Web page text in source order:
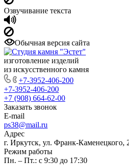
Озвучивание текста
Обычная версия сайта
изготовление изделий
из искусственного камня
+7-3952-406-200
+7-3952-406-200
+7 (908) 664-62-00
Заказать звонок
E-mail
ps38@mail.ru
Адрес
г. Иркутск, ул. Франк-Каменецкого,
Режим работы
Пн. – Пт.: с 9:30 до 17:30